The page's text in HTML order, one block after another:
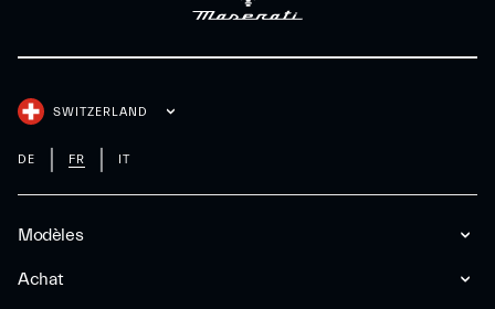
Modèles
Achat
SWITZERLAND
DE FR IT